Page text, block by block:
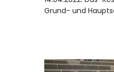
Grund- und